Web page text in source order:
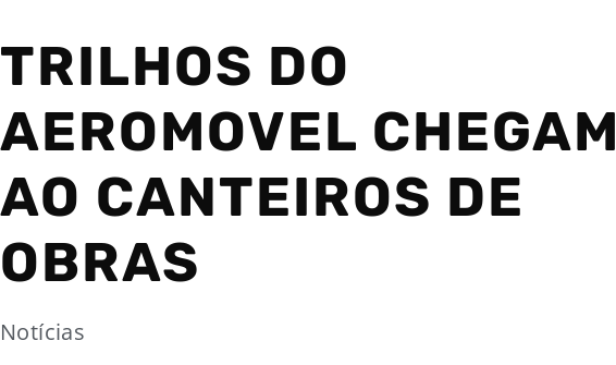
TRILHOS DO
AEROMOVEL CHEGAM
AO CANTEIROS DE
OBRAS
Notícias